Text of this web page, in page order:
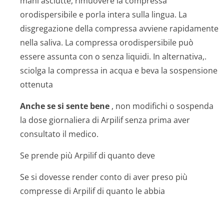
orodispersibile e porla intera sulla lingua. La
disgregazione della compressa avviene rapidamente
nella saliva. La compressa orodispersibile può
essere assunta con o senza liquidi. In alternativa,.
sciolga la compressa in acqua e beva la sospensione
ottenuta
Anche se si sente bene , non modifichi o sospenda
la dose giornaliera di Arpilif senza prima aver
consultato il medico.
Se prende più Arpilif di quanto deve
Se si dovesse render conto di aver preso più
compresse di Arpilif di quanto le abbia